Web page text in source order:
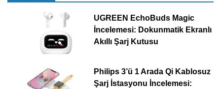
UGREEN EchoBuds Magic
İncelemesi: Dokunmatik Ekranlı
Akıllı Şarj Kutusu
Philips 3’ü 1 Arada Qi Kablosuz
Şarj İstasyonu İncelemesi: